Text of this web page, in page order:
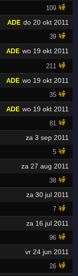
109
do 20 okt 2011
ADE
39
wo 19 okt 2011
ADE
211
wo 19 okt 2011
ADE
35
wo 19 okt 2011
ADE
81
za 3 sep 2011
5
za 27 aug 2011
38
za 30 jul 2011
7
za 16 jul 2011
96
vr 24 jun 2011
26